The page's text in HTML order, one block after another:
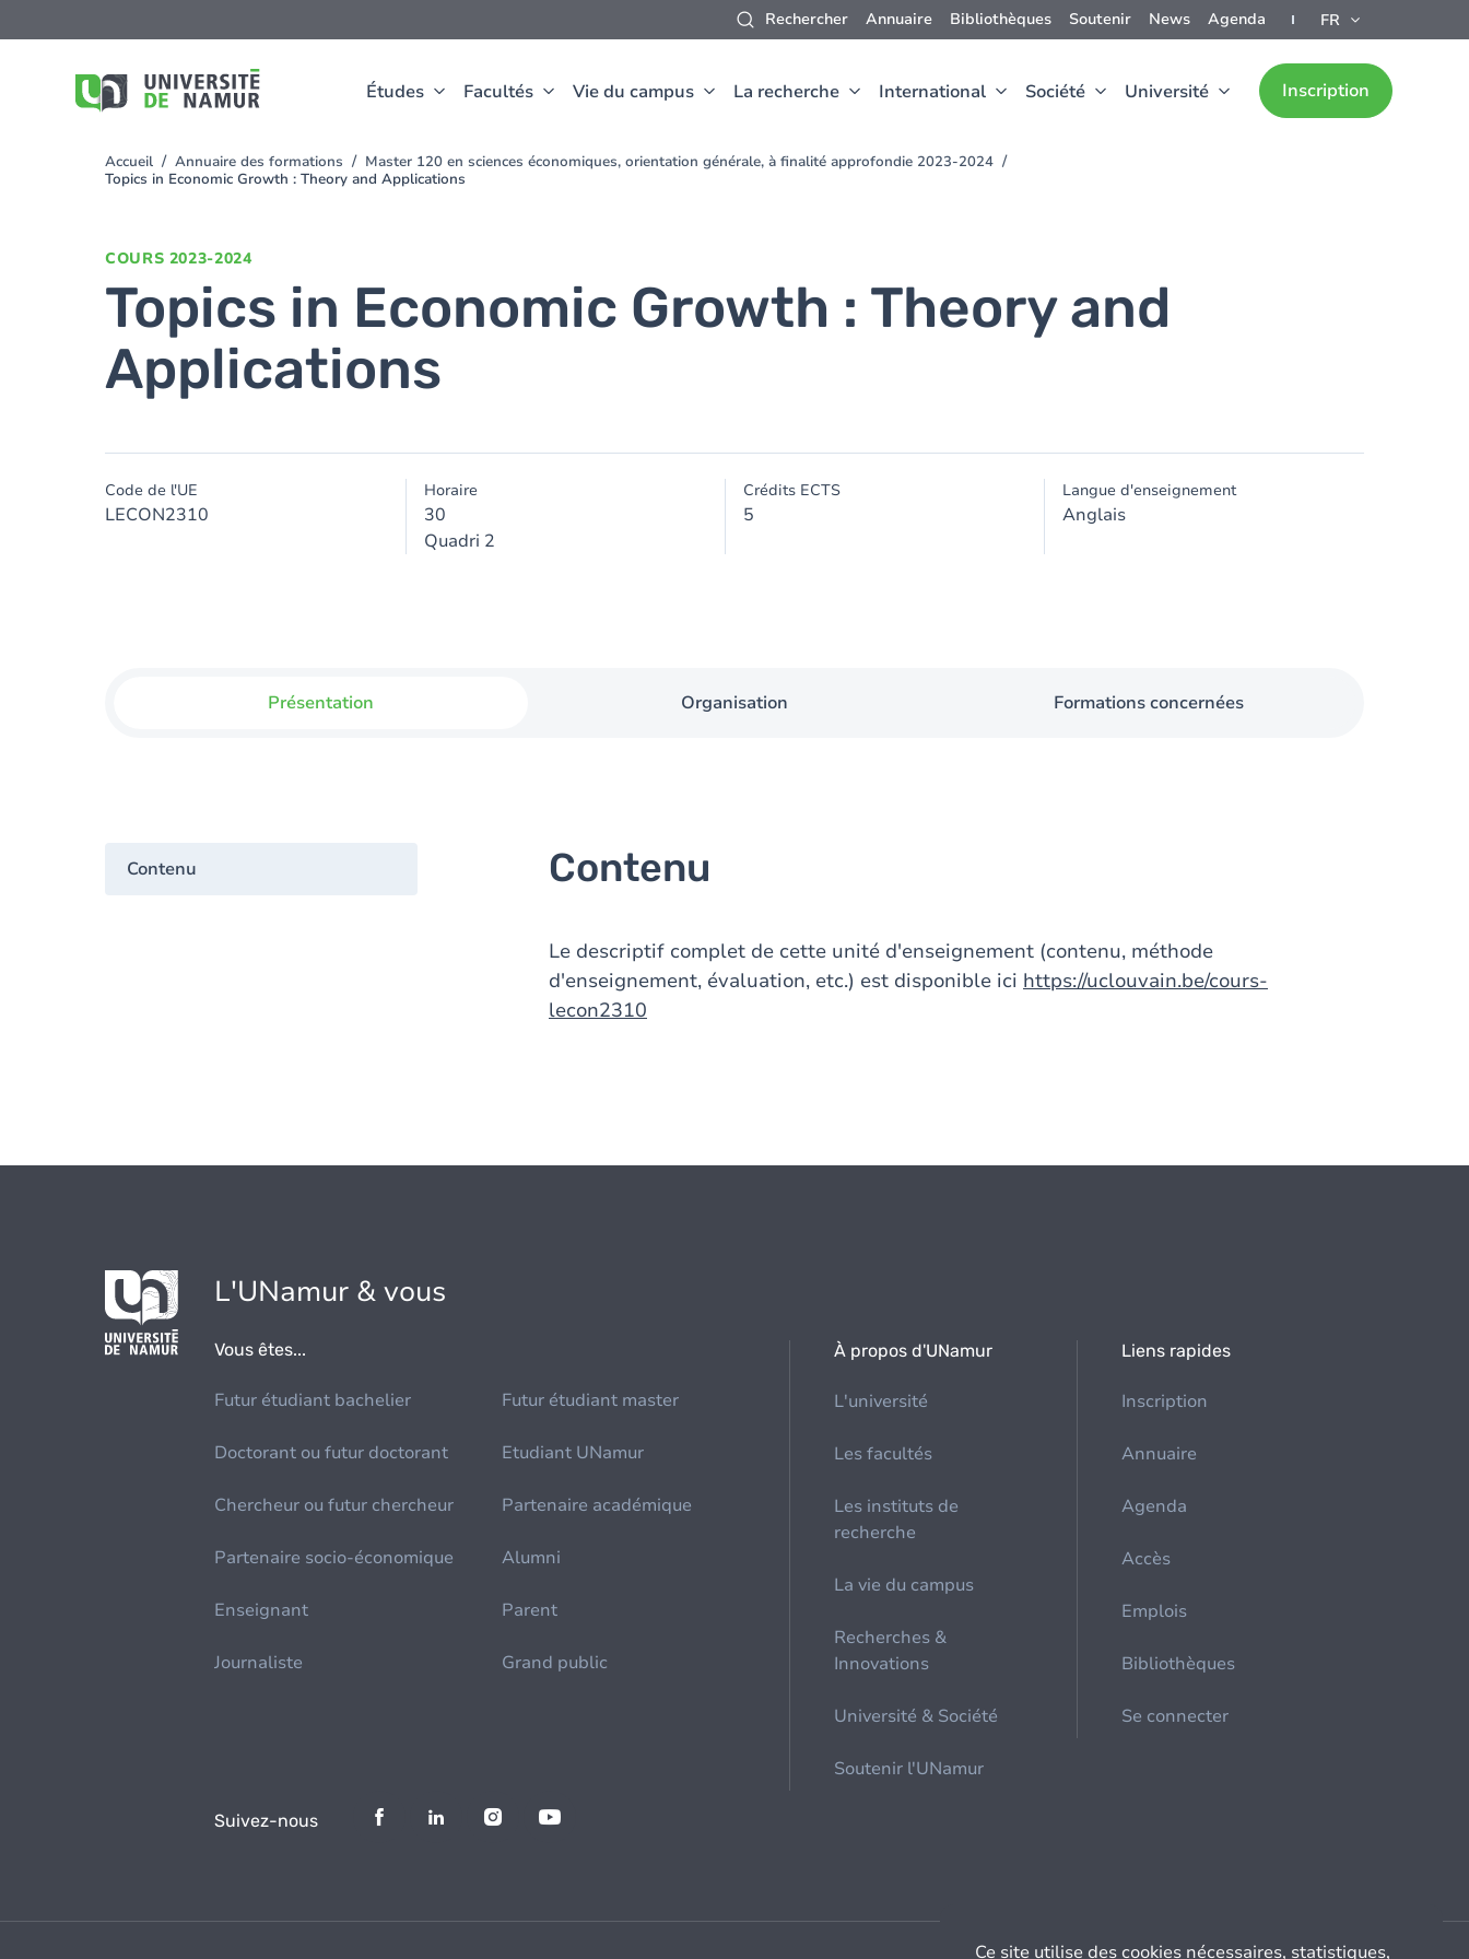
Rechercher Annuaire Bibliothèques Soutenir News Agenda FR
Études Facultés Vie du campus La recherche International Société Université Inscription
au
You
are
Accueil Annuaire des formations
Master 120 en sciences économiques, orientation générale, à finalité approfondie 2023-2024
Topics in Economic Growth : Theory and Applications
COURS 2023-2024
Topics in Economic Growth : Theory and
Applications
Code de l'UE
LECON2310
Horaire
30
Quadri 2
Crédits ECTS
5
Langue d'enseignement
Anglais
Présentation Organisation Formations concernées
Contenu Contenu
Le descriptif complet de cette unité d'enseignement (contenu, méthode
d'enseignement, évaluation, etc.) est disponible ici https://uclouvain.be/cours-
lecon2310
L'UNamur & vous
Vous êtes...
Futur étudiant bachelier Futur étudiant master
Doctorant ou futur doctorant Etudiant UNamur
Chercheur ou futur chercheur Partenaire académique
Partenaire socio-économique Alumni
Enseignant Parent
Journaliste Grand public
À propos d'UNamur
L'université
Les facultés
Les instituts de
recherche
La vie du campus
Recherches &
Innovations
Université & Société
Soutenir l'UNamur
Liens rapides
Inscription
Annuaire
Agenda
Accès
Emplois
Bibliothèques
Se connecter
Suivez-nous
Ce site utilise des cookies nécessaires, statistiques,